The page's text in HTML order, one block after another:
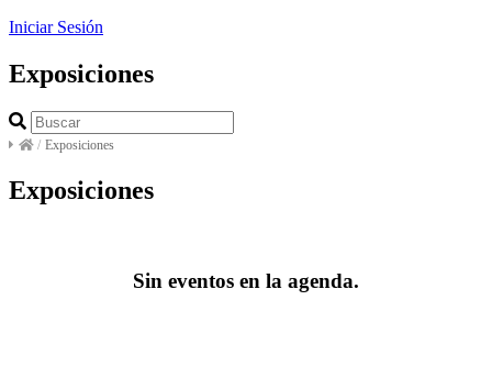
Iniciar Sesión
Exposiciones
/ Exposiciones
Exposiciones
Sin eventos en la agenda.